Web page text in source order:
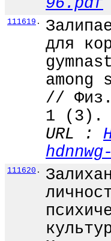
96.pdf
111619 .
для
// Физ.
1 (3).
URL :
111620 .